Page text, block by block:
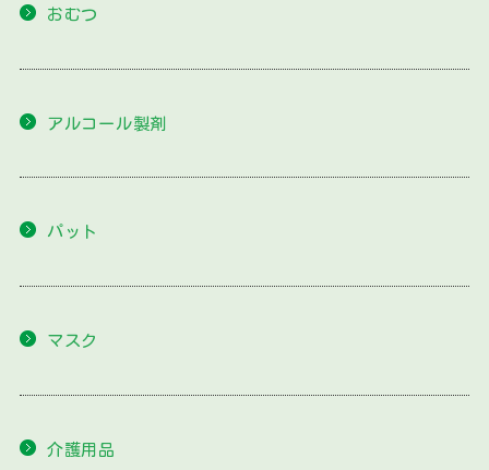
おむつ
アルコール製剤
パット
マスク
介護用品